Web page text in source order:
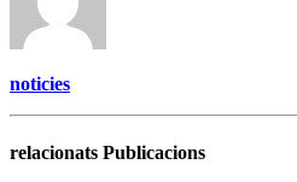
noticies
relacionats Publicacions